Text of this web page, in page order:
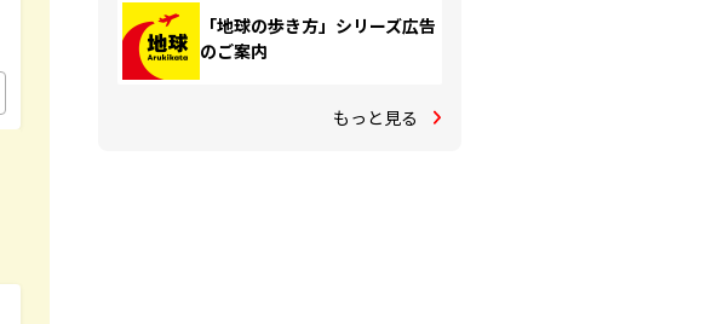
「地球の歩き方」シリーズ広告
のご案内
もっと見る